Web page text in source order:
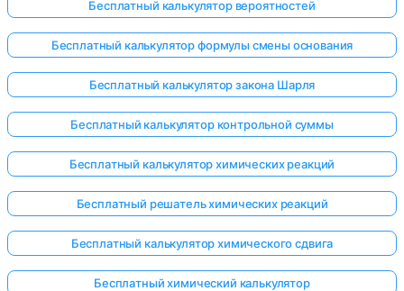
Бесплатный калькулятор вероятностей
Бесплатный калькулятор формулы смены основания
Бесплатный калькулятор закона Шарля
Бесплатный калькулятор контрольной суммы
Бесплатный калькулятор химических реакций
Бесплатный решатель химических реакций
Бесплатный калькулятор химического сдвига
Бесплатный химический калькулятор